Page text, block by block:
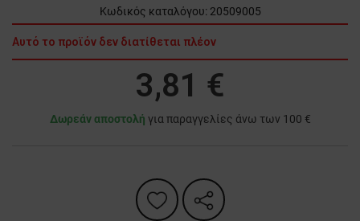
Κωδικός καταλόγου: 20509005
Αυτό το προϊόν δεν διατίθεται πλέον
3,81 €
Δωρεάν αποστολή για παραγγελίες άνω των 100 €